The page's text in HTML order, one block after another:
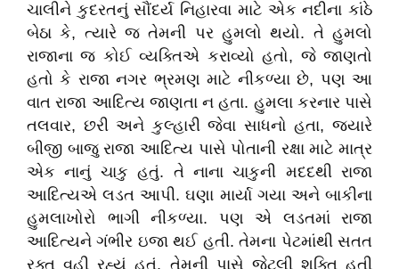
ચાલીને કુદરતનું સૌંદર્ય નિહારવા માટે એક નદીના કાંઠે
બેઠા કે, ત્યારે જ તેમની પર હુમલો થયો. તે હુમલો
રાજાના જ કોઈ વ્યક્તિએ કરાવ્યો હતો, જે જાણતો
હતો કે રાજા નગર ભ્રમણ માટે નીકળ્યા છે, પણ આ
વાત રાજા આદિત્ય જાણતા ન હતા. હુમલા કરનાર પાસે
તલવાર, છરી અને કુલ્હારી જેવા સાધનો હતા, જ્યારે
બીજી બાજુ રાજા આદિત્ય પાસે પોતાની રક્ષા માટે માત્ર
એક નાનું ચાકુ હતું. તે નાના ચાકુની મદદથી રાજા
આદિત્યએ લડત આપી. ઘણા માર્યા ગયા અને બાકીના
હુમલાખોરો ભાગી નીકળ્યા. પણ એ લડતમાં રાજા
આદિત્યને ગંભીર ઇજા થઈ હતી. તેમના પેટમાંથી સતત
રક્ત વહી રહ્યું હતું. તેમની પાસે જેટલી શક્તિ હતી